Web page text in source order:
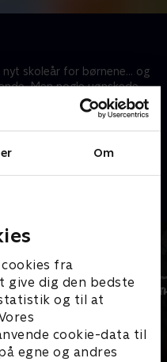
Om
fra
dig den bedste
statistik og til at
cookie-data til
egne og andres
nyt skoleår for børnene… og
Men nogle uønskede